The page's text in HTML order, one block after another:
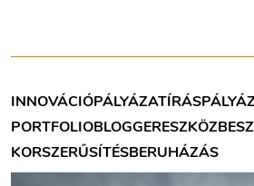
INNOVÁCIÓPÁLYÁZATÍRÁS
PORTFOLIOBLOGGER
KORSZERŰSÍTÉSBERUHÁZÁS